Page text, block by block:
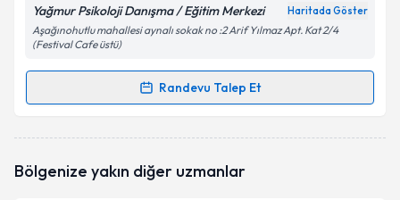
Kişisel verilerimin işlenmesine ilişkin
Aydınlatma
Metni'ni okudum ve kişisel verilerimin belirtilen
kapsamda işlenmesini kabul ediyorum.
Takvim Talebini Gönder
Yağmur Psikoloji Danışma / Eğitim Merkezi Haritada Göster
Aşağınohutlu mahallesi aynalı sokak no :2 Arif Yılmaz Apt. Kat 2/4
(Festival Cafe üstü)
Randevu Talep Et
Randevu Takvimi Talebi
takvimi talebi oluşturun. Size bu uzmandan randevu
Bölgenize yakın diğer uzmanlar